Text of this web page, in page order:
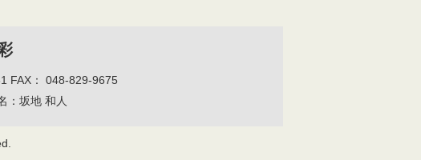
FAX： 048-829-9675
：坂地 和人